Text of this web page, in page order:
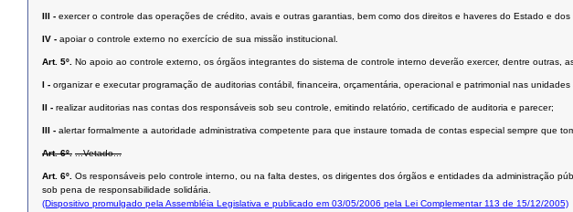
III - exercer o controle das operações de crédito, avais e outras garantias, bem como dos direitos e haveres do Estado e dos
IV - apoiar o controle externo no exercício de sua missão institucional.
Art. 5º. No apoio ao controle externo, os órgãos integrantes do sistema de controle interno deverão exercer, dentre outras,
I - organizar e executar programação de auditorias contábil, financeira, orçamentária, operacional e patrimonial nas
II - realizar auditorias nas contas dos responsáveis sob seu controle, emitindo relatório, certificado de auditoria e parecer;
III - alertar formalmente a autoridade administrativa competente para que instaure tomada de contas especial sempre que
Art. 6º. ...Vetado...
Art. 6º. Os responsáveis pelo controle interno, ou na falta destes, os dirigentes dos órgãos e entidades da administração
sob pena de responsabilidade solidária.
(Dispositivo promulgado pela Assembléia Legislativa e publicado em 03/05/2006 pela Lei Complementar 113 de 15/12/2005)